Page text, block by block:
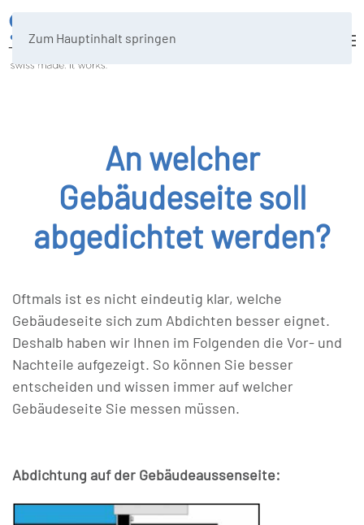
Zum Hauptinhalt springen
An welcher
Gebäudeseite soll
abgedichtet werden?
Oftmals ist es nicht eindeutig klar, welche
Gebäudeseite sich zum Abdichten besser eignet.
Deshalb haben wir Ihnen im Folgenden die Vor- und
Nachteile aufgezeigt. So können Sie besser
entscheiden und wissen immer auf welcher
Gebäudeseite Sie messen müssen.
Abdichtung auf der Gebäudeaussenseite: